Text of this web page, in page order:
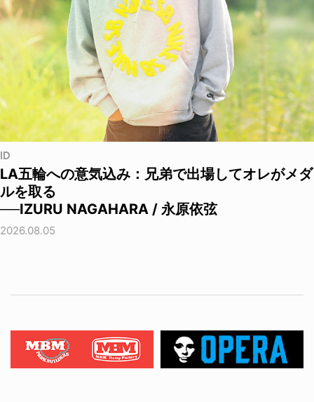
ID
LA五輪への意気込み：兄弟で出場してオレがメダ
ルを取る
──IZURU NAGAHARA / 永原依弦
2026.08.05